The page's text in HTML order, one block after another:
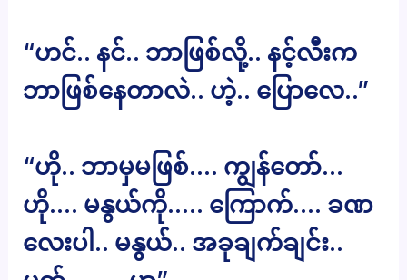
“ဟင်.. နင်.. ဘာဖြစ်လို့.. နင့်လီးက
ဘာဖြစ်နေတာလဲ.. ဟဲ့.. ပြောလေ..”
“ဟို.. ဘာမှမဖြစ်…. ကျွန်တော်…
ဟို…. မနွယ်ကို….. ကြောက်…. ခဏ
လေးပါ.. မနွယ်.. အခုချက်ချင်း..